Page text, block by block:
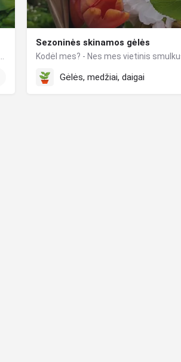
Sezoninės skinamos gėlės
Gėlės, medžiai, daigai